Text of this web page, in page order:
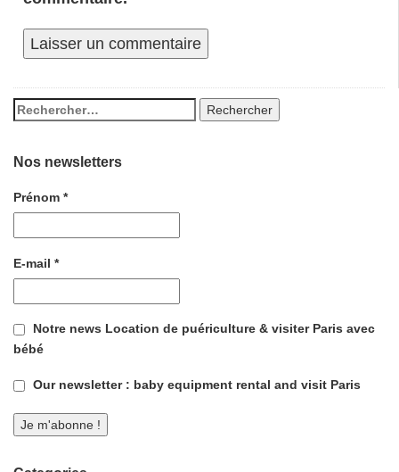
Nos newsletters
Prénom *
E-mail *
Notre news Location de puériculture & visiter Paris avec
bébé
Our newsletter : baby equipment rental and visit Paris